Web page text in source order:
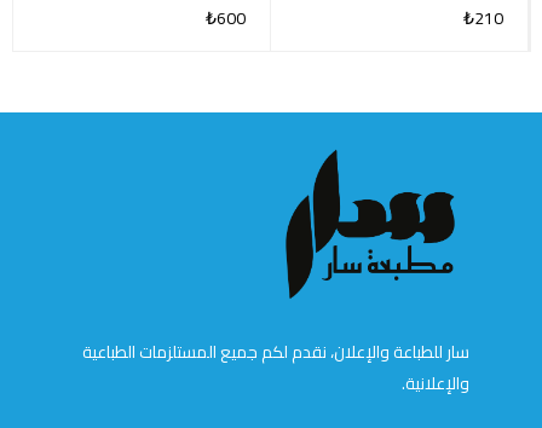
₺210
₺600
سار للطباعة والإعلان، نقدم لكم جميع المستلزمات الطباعية
والإعلانية.